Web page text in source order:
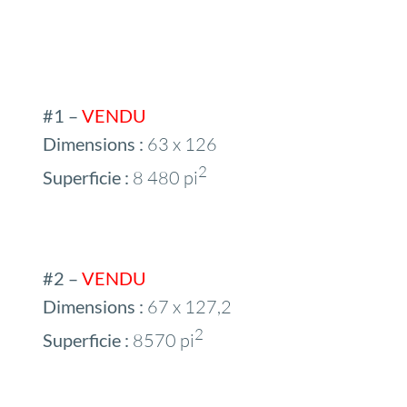
#1 –VENDU
Dimensions : 63 x 126
Superficie : 8 480 pi2
#2 –VENDU
Dimensions : 67 x 127,2
Superficie : 8570 pi2